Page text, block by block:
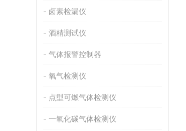
卤素检漏仪
酒精测试仪
气体报警控制器
氧气检测仪
点型可燃气体检测仪
一氧化碳气体检测仪